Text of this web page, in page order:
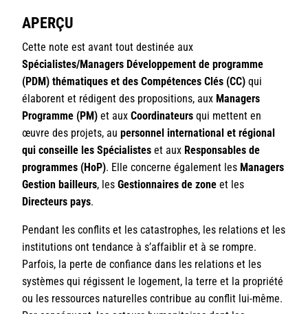
APERÇU
Cette note est avant tout destinée aux
Spécialistes/Managers Développement de programme
(PDM) thématiques et des Compétences Clés (CC) qui
élaborent et rédigent des propositions, aux Managers
Programme (PM) et aux Coordinateurs qui mettent en
œuvre des projets, au personnel international et régional
qui conseille les Spécialistes et aux Responsables de
programmes (HoP). Elle concerne également les Managers
Gestion bailleurs, les Gestionnaires de zone et les
Directeurs pays.
Pendant les conflits et les catastrophes, les relations et les
institutions ont tendance à s’affaiblir et à se rompre.
Parfois, la perte de confiance dans les relations et les
systèmes qui régissent le logement, la terre et la propriété
ou les ressources naturelles contribue au conflit lui-même.